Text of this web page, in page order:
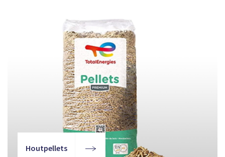
Houtpellets